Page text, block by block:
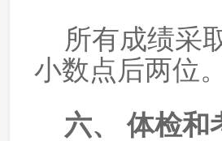
所有成绩采
小数点后两位
六、
体检和